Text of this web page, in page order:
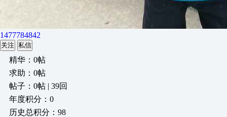
1477784842
关注 私信
精华：0帖
求助：0帖
帖子：0帖 | 39回
年度积分：0
历史总积分：98